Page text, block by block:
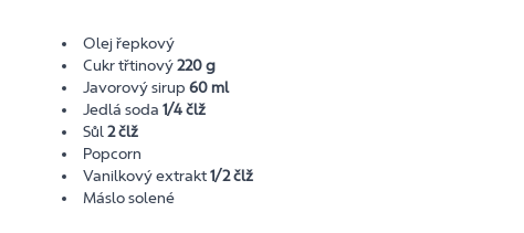
Olej řepkový
Cukr třtinový220 g
Javorový sirup60 ml
Jedlá soda1/4 člž
Sůl2 člž
Popcorn
Vanilkový extrakt1/2 člž
Máslo solené